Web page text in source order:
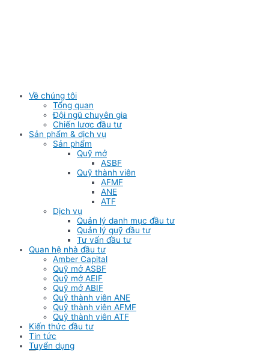
Về chúng tôi
Tổng quan
Đội ngũ chuyên gia
Chiến lược đầu tư
Sản phẩm & dịch vụ
Sản phẩm
Quỹ mở
ASBF
Quỹ thành viên
AFMF
ANE
ATF
Dịch vụ
Quản lý danh mục đầu tư
Quản lý quỹ đầu tư
Tư vấn đầu tư
Quan hệ nhà đầu tư
Amber Capital
Quỹ mở ASBF
Quỹ mở AEIF
Quỹ mở ABIF
Quỹ thành viên ANE
Quỹ thành viên AFMF
Quỹ thành viên ATF
Kiến thức đầu tư
Tin tức
Tuyển dụng